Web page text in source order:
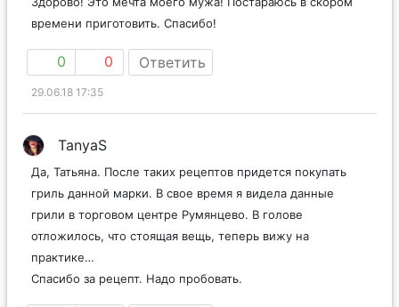
времени приготовить. Спасибо!
0 0 Ответить
29.06.18 17:35
TanyaS
Да, Татьяна. После таких рецептов придется покупать
гриль данной марки. В свое время я видела данные
грили в торговом центре Румянцево. В голове
отложилось, что стоящая вещь, теперь вижу на
практике…
Спасибо за рецепт. Надо пробовать.